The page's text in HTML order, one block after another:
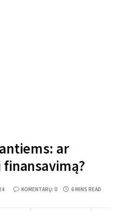
ar
KOMENTARŲ: 0 6 MINS READ